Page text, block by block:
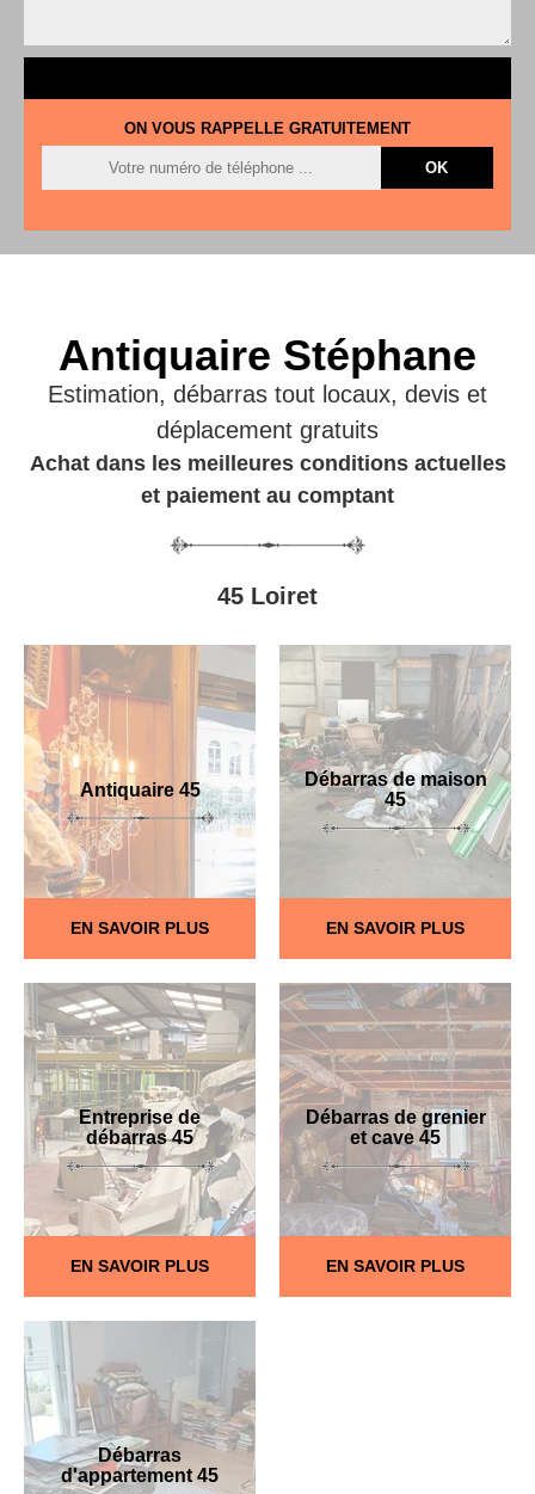
ON VOUS RAPPELLE GRATUITEMENT
Antiquaire Stéphane
Estimation, débarras tout locaux, devis et
déplacement gratuits
Achat dans les meilleures conditions actuelles
et paiement au comptant
45 Loiret
Antiquaire 45
EN SAVOIR PLUS
Débarras de maison
45
EN SAVOIR PLUS
Entreprise de
débarras 45
EN SAVOIR PLUS
Débarras de grenier
et cave 45
EN SAVOIR PLUS
Débarras
d'appartement 45